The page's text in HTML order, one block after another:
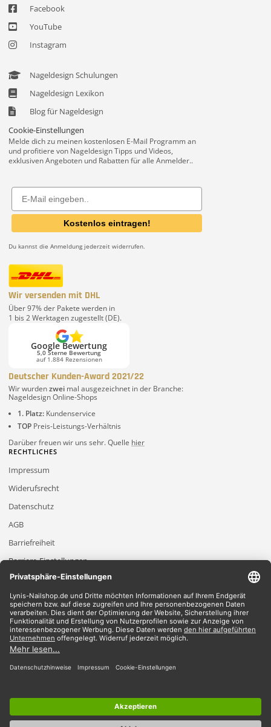
Facebook
YouTube
Instagram
Nageldesign Schulungen
Nageldesign Lexikon
Blog für Nageldesign
Cookie-Einstellungen
Melde dich zu meinen kostenlosen E-Mail Programm an
und profitiere von Nageldesign Tipps und Videos,
exklusiven Angeboten und Rabatten für alle Anmelder..
Email
Kostenlos eintragen!
Du kannst die Anmeldung jederzeit widerrufen.
Wir versenden mit DHL
Über 97% der Pakete werden in
1 bis 2 Werktagen zugestellt (DE).
Google Bewertung
5,0 Sterne Bewertung
auf 1.884 Rezensionen
Deutscher Kunden-Award 2021/22
Wir wurdenzwei mal ausgezeichnet in der Branche:
Nageldesign Online-Shops
1. Platz: Kundenservice
TOP Preis-Leistungs-Verhältnis
Darüber freuen wir uns sehr. Quelle hier
RECHTLICHES
Impressum
Widerufsrecht
Datenschutz
AGB
Barriefreiheit
Barriere-Einstellungen
2026 Lynis-Nailshop.de | Alle Rechte vorbehalten | Dein Nailshop für Nageldesign
Produkte
*Gilt für Lieferungen innerhalb Deutschlands, Lieferzeiten für andere Länder
entnehmen Sie bitte der Schaltfläche mit den Versandinformationen.
*Alle Preise verstehen sich inklusive Mehrwertsteuer und zzgl. Versandkosten
Wir akzeptieren